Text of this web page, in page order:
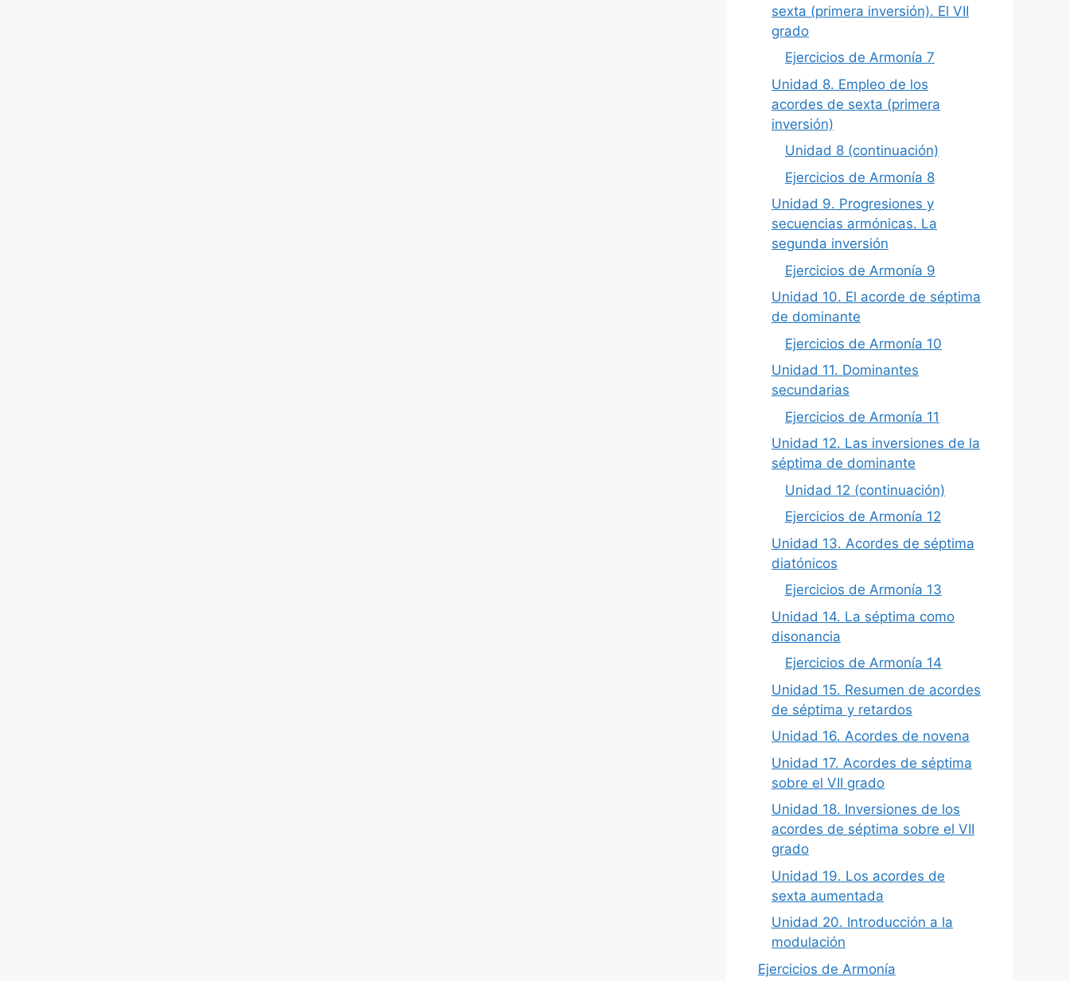
sexta (primera inversión). El VII
grado
Ejercicios de Armonía 7
Unidad 8. Empleo de los
acordes de sexta (primera
inversión)
Unidad 8 (continuación)
Ejercicios de Armonía 8
Unidad 9. Progresiones y
secuencias armónicas. La
segunda inversión
Ejercicios de Armonía 9
Unidad 10. El acorde de séptima
de dominante
Ejercicios de Armonía 10
Unidad 11. Dominantes
secundarias
Ejercicios de Armonía 11
Unidad 12. Las inversiones de la
séptima de dominante
Unidad 12 (continuación)
Ejercicios de Armonía 12
Unidad 13. Acordes de séptima
diatónicos
Ejercicios de Armonía 13
Unidad 14. La séptima como
disonancia
Ejercicios de Armonía 14
Unidad 15. Resumen de acordes
de séptima y retardos
Unidad 16. Acordes de novena
Unidad 17. Acordes de séptima
sobre el VII grado
Unidad 18. Inversiones de los
acordes de séptima sobre el VII
grado
Unidad 19. Los acordes de
sexta aumentada
Unidad 20. Introducción a la
modulación
Ejercicios de Armonía